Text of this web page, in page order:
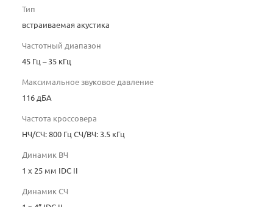
Тип
встраиваемая акустика
Частотный диапазон
45 Гц – 35 кГц
Максимальное звуковое давление
116 дБА
Частота кроссовера
НЧ/СЧ: 800 Гц СЧ/ВЧ: 3.5 кГц
Динамик ВЧ
1 х 25 мм IDC II
Динамик СЧ